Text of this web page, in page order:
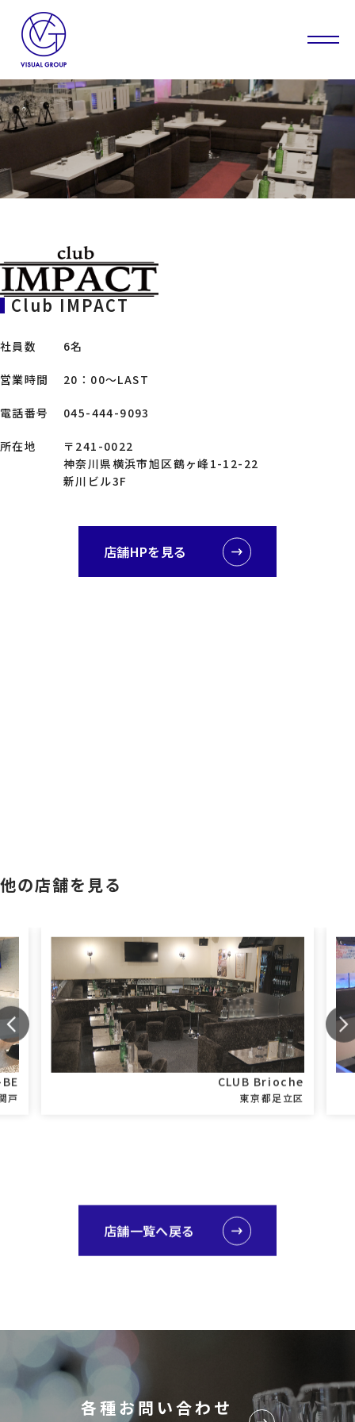
Club IMPACT
社員数 6名
営業時間 20：00～LAST
電話番号 045-444-9093
所在地
〒241-0022
神奈川県横浜市旭区鶴ヶ峰1-12-22
新川ビル3F
店舗HPを見る
他の店舗を見る
戸
CLUB Brioche
東京都足立区
店舗一覧へ戻る
各種お問い合わせ